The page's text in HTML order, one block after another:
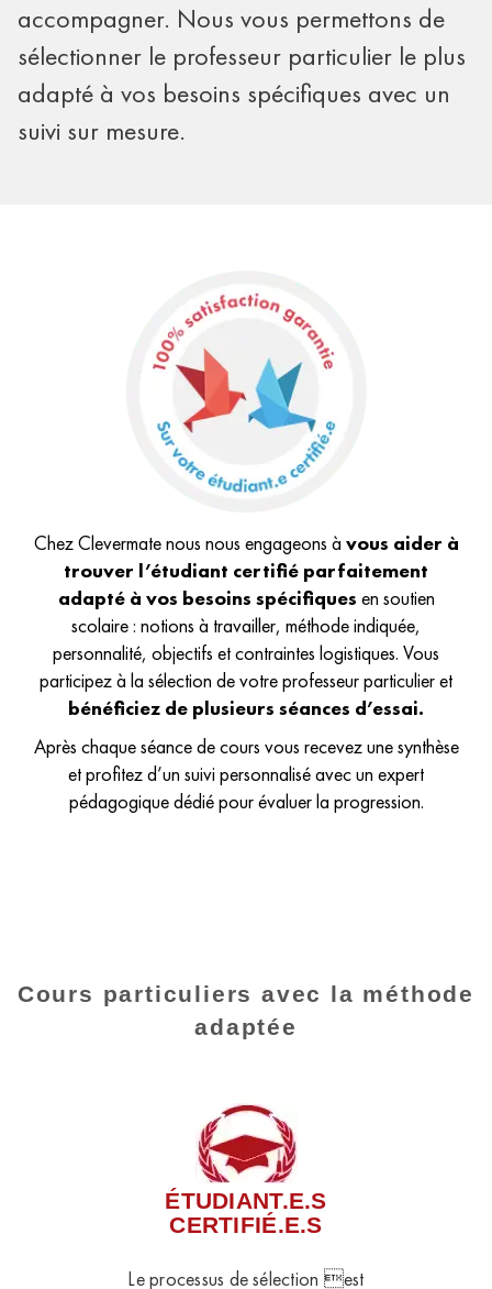
accompagner. Nous vous permettons de
sélectionner le professeur particulier le plus
adapté à vos besoins spécifiques avec un
suivi sur mesure.
Chez Clevermate nous nous engageons à vous aider à
trouver l’étudiant certifié parfaitement
adapté à vos besoins spécifiques en soutien
scolaire : notions à travailler, méthode indiquée,
personnalité, objectifs et contraintes logistiques. Vous
participez à la sélection de votre professeur particulier et
bénéficiez de plusieurs séances d’essai.
Après chaque séance de cours vous recevez une synthèse
et profitez d’un suivi personnalisé avec un expert
pédagogique dédié pour évaluer la progression.
Cours particuliers avec la méthode
adaptée
ÉTUDIANT.E.S
CERTIFIÉ.E.S
Le processus de sélection est